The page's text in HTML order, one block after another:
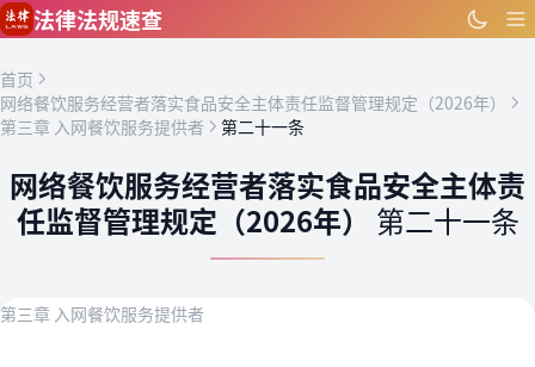
跳到主要内容
法律法规速查
首页
网络餐饮服务经营者落实食品安全主体责任监督管理规定（2026年）
第三章 入网餐饮服务提供者
第二十一条
网络餐饮服务经营者落实食品安全主体责
任监督管理规定（2026年） 第二十一条
第三章 入网餐饮服务提供者